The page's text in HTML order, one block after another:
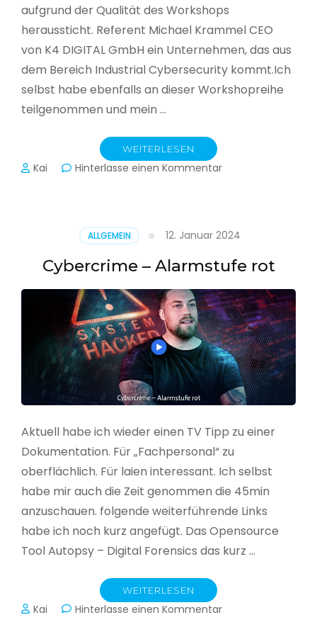
aufgrund der Qualität des Workshops
heraussticht. Referent Michael Krammel CEO
von K4 DIGITAL GmbH ein Unternehmen, das aus
dem Bereich Industrial Cybersecurity kommt.Ich
selbst habe ebenfalls an dieser Workshopreihe
teilgenommen und mein …
WEITERLESEN
Kai Hinterlasse einen Kommentarzu
Produktion
ALLGEMEIN 12. Januar 2024
Cybercrime – Alarmstufe rot
Aktuell habe ich wieder einen TV Tipp zu einer
Dokumentation. Für „Fachpersonal“ zu
oberflächlich. Für laien interessant. Ich selbst
habe mir auch die Zeit genommen die 45min
anzuschauen. folgende weiterführende Links
habe ich noch kurz angefügt. Das Opensource
Tool Autopsy – Digital Forensics das kurz …
WEITERLESEN
Kai Hinterlasse einen Kommentarzu